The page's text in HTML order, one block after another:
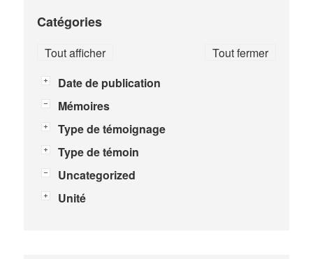
Catégories
Tout fermer
Tout afficher
Date de publication
Mémoires
Type de témoignage
Type de témoin
Uncategorized
Unité